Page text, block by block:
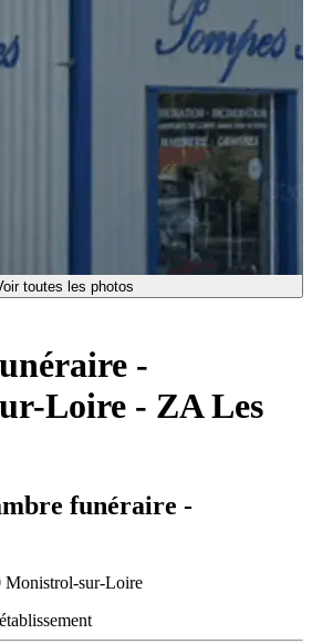
toutes les photos
-
Loire - ZA Les
funéraire -
Monistrol-sur-Loire